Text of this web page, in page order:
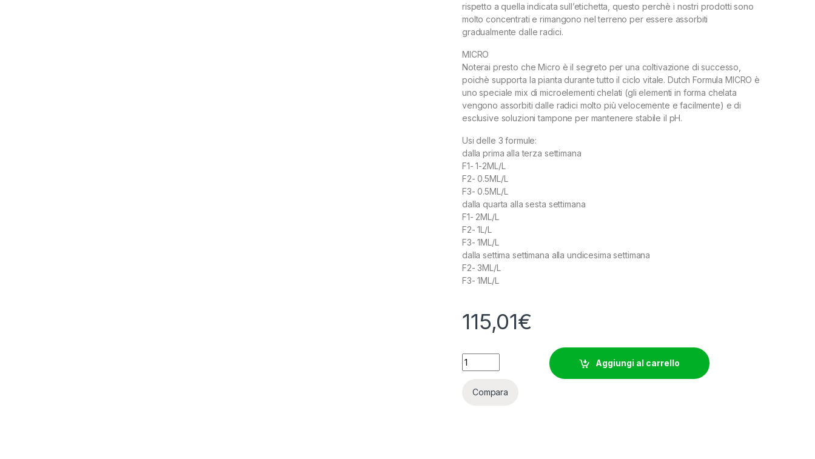
rispetto a quella indicata sull’etichetta, questo perchè i nostri prodotti sono
molto concentrati e rimangono nel terreno per essere assorbiti
gradualmente dalle radici.
MICRO
Noterai presto che Micro è il segreto per una coltivazione di successo,
poichè supporta la pianta durante tutto il ciclo vitale. Dutch Formula MICRO è
uno speciale mix di microelementi chelati (gli elementi in forma chelata
vengono assorbiti dalle radici molto più velocemente e facilmente) e di
esclusive soluzioni tampone per mantenere stabile il pH.
Usi delle 3 formule:
dalla prima alla terza settimana
F1- 1-2ML/L
F2- 0.5ML/L
F3- 0.5ML/L
dalla quarta alla sesta settimana
F1- 2ML/L
F2- 1L/L
F3- 1ML/L
dalla settima settimana alla undicesima settimana
F2- 3ML/L
F3- 1ML/L
115,01€
ADVANCED HYDROPONICS - DUTCH FORMULA MICRO - 10L quantity
Aggiungi al carrello
Compara